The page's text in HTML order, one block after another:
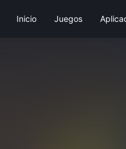
Inicio Juegos